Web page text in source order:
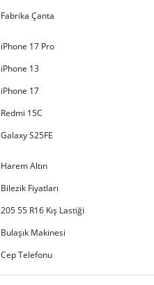
Fabrika Çanta
iPhone 17 Pro
iPhone 13
iPhone 17
Redmi 15C
Galaxy S25FE
Harem Altın
Bilezik Fiyatları
205 55 R16 Kış Lastiği
Bulaşık Makinesi
Cep Telefonu